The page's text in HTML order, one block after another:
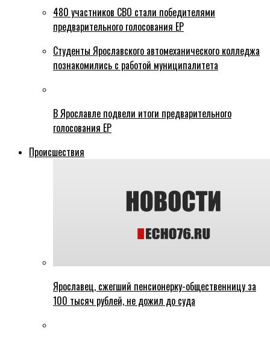
480 участников СВО стали победителями
предварительного голосования ЕР
Студенты Ярославского автомеханического колледжа
познакомились с работой муниципалитета
В Ярославле подвели итоги предварительного
голосования ЕР
Происшествия
Ярославец, сжегший пенсионерку-общественницу за
100 тысяч рублей, не дожил до суда